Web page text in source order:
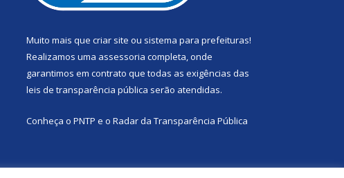
Muito mais que criar site ou sistema para prefeituras!
Realizamos uma assessoria completa, onde
garantimos em contrato que todas as exigências das
leis de transparência pública serão atendidas.
Conheça o PNTP e o Radar da Transparência Pública